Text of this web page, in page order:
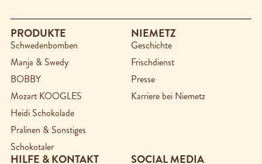
PRODUKTE
Schwedenbomben
Manja & Swedy
BOBBY
Mozart KOOGLES
Heidi Schokolade
Pralinen & Sonstiges
Schokotaler
NIEMETZ
Geschichte
Frischdienst
Presse
Karriere bei Niemetz
HILFE & KONTAKT SOCIAL MEDIA